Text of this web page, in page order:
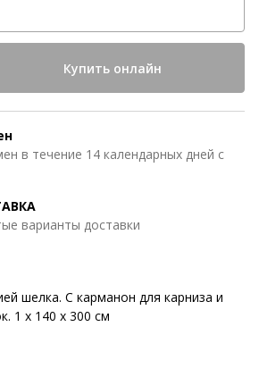
Купить онлайн
в течение 14 календарных дней с
варианты доставки
шелка. С карманон для карниза и
1 х 140 х 300 см